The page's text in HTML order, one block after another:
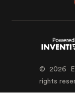
© 2026
rights